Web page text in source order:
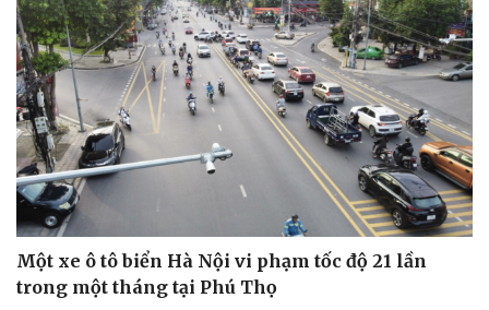
Một xe ô tô biển Hà Nội vi phạm tốc độ 21 lần
trong một tháng tại Phú Thọ